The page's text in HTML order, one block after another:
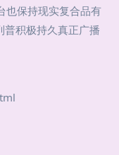
也保持现实复合品有
积极持久真正广播